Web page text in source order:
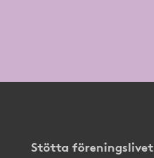
Stötta föreningslivet